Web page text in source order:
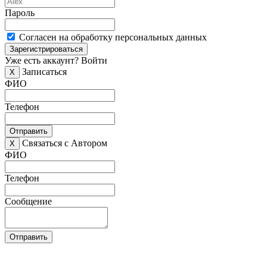
Пароль
Согласен на обработку персональных данных
Зарегистрироваться
Уже есть аккаунт? Войти
X
Записаться
ФИО
Телефон
Отправить
X
Связаться с Автором
ФИО
Телефон
Сообщение
Отправить